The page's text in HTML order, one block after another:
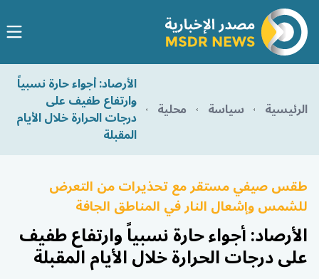
الرئيسية سياسة محلية
الأرصاد: أجواء حارة نسبياً
وارتفاع طفيف على
درجات الحرارة خلال الأيام
المقبلة
طقس صيفي مستقر مع تحذيرات من التعرض
للشمس وإشعال النار في المناطق الجافة
الأرصاد: أجواء حارة نسبياً وارتفاع طفيف
على درجات الحرارة خلال الأيام المقبلة